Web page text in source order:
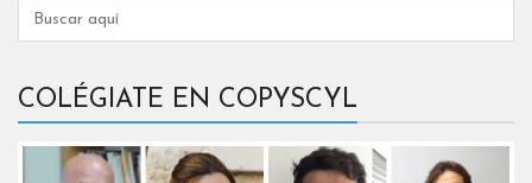
COLÉGIATE EN COPYSCYL